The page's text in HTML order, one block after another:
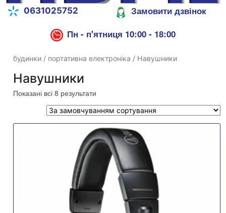
0631025752
Замовити дзвінок
Пн - п'ятниця 10:00 - 18:00
будинки / портативна електроніка / Навушники
Навушники
Показані всі 8 результати